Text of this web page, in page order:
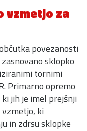
vzmetjo za
povezanosti
sklopko
tornimi
Primarno opremo
jih je imel prejšnji
ki
in zdrsu sklopke